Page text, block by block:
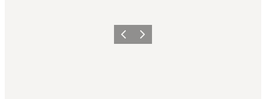
ZurückWeiter